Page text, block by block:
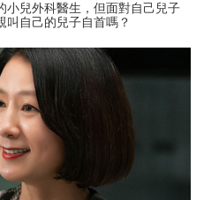
小兒外科醫生，但面對自己兒子
叫自己的兒子自首嗎？